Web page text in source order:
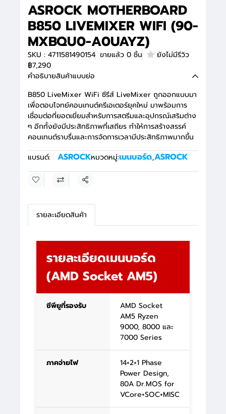
ASROCK MOTHERBOARD
B850 LIVEMIXER WIFI (90-
MXBQU0-A0UAYZ)
SKU : 4711581490154 ขายแล้ว 0 ชิ้น
ยังไม่มีรีวิว
฿7,290
คำอธิบายสินค้าแบบย่อ
B850 LiveMixer WiFi ซีรีส์ LiveMixer ถูกออกแบบมา
เพื่อตอบโจทย์คอนเทนต์ครีเอเตอร์ยุคใหม่ มาพร้อมการ
เชื่อมต่อที่ยอดเยี่ยมสำหรับการสตรีมและอุปกรณ์เสริมต่าง
ๆ อีกทั้งยังมีประสิทธิภาพที่เสถียร ทำให้การสร้างสรรค์
คอนเทนต์ราบรื่นและการจัดการเวลามีประสิทธิภาพมากขึ้น
แบรนด์:
ASROCKหมวดหมู่:เมนบอร์ด,ASROCK
แชร์
รายละเอียดสินค้า
รายละเอียดเมนบอร์ด
(AMD Socket AM5)
ซีพียูที่รองรับ
AMD Socket
AM5 Ryzen
9000, 8000 และ
7000 Series
ภาคจ่ายไฟ
14+2+1 Phase
Power Design,
80A Dr.MOS for
VCore+SOC+MISC